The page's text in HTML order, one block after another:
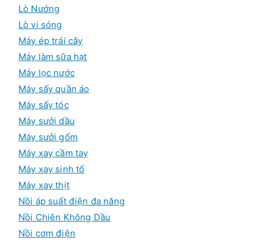
Lò Nướng
Lò vi sóng
Máy ép trái cây
Máy làm sữa hạt
Máy lọc nước
Máy sấy quần áo
Máy sấy tóc
Máy sưởi dầu
Máy sưởi gốm
Máy xay cầm tay
Máy xay sinh tố
Máy xay thịt
Nồi áp suất điện đa năng
Nồi Chiên Không Dầu
Nồi cơm điện